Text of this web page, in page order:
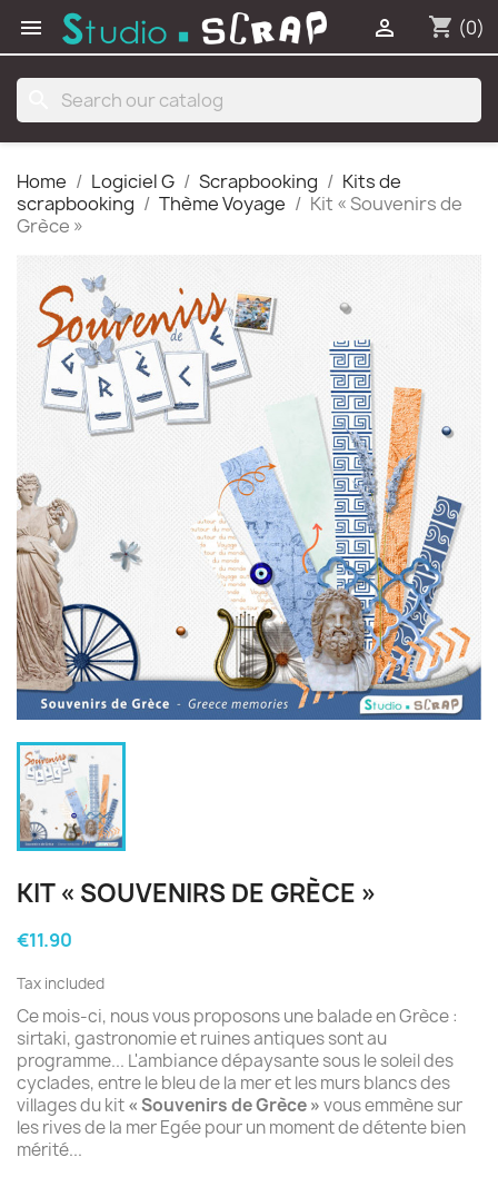
 shopping_cart (0)

Home Logiciel G Scrapbooking
Kits de
scrapbooking
Thème Voyage
Kit « Souvenirs de
Grèce »
KIT « SOUVENIRS DE GRÈCE »
€11.90
Tax included
Ce mois-ci, nous vous proposons une balade en Grèce :
sirtaki, gastronomie et ruines antiques sont au
programme... L'ambiance dépaysante sous le soleil des
cyclades, entre le bleu de la mer et les murs blancs des
villages du kit« Souvenirs de Grèce »vous emmène sur
les rives de la mer Egée pour un moment de détente bien
mérité...